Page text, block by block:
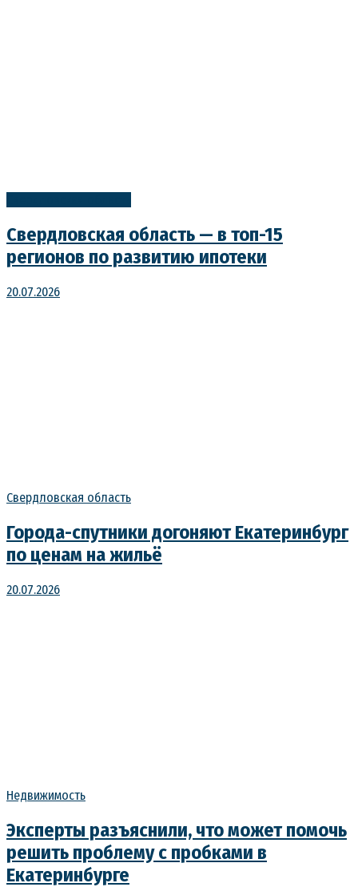
Свердловская область — в топ-15
регионов по развитию ипотеки
20.07.2026
Свердловская область
Города-спутники догоняют Екатеринбург
по ценам на жильё
20.07.2026
Недвижимость
Эксперты разъяснили, что может помочь
решить проблему с пробками в
Екатеринбурге